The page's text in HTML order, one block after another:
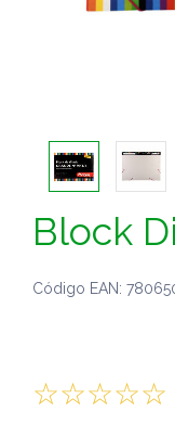
Block
Código EAN: